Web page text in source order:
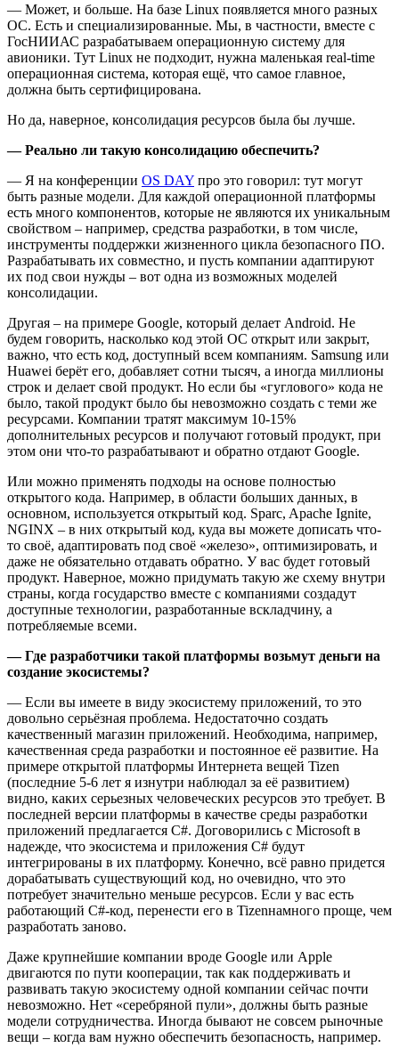
— Может, и больше. На базе Linux появляется много разных
ОС. Есть и специализированные. Мы, в частности, вместе с
ГосНИИАС разрабатываем операционную систему для
авионики. Тут Linux не подходит, нужна маленькая real-time
операционная система, которая ещё, что самое главное,
должна быть сертифицирована.
Но да, наверное, консолидация ресурсов была бы лучше.
— Реально ли такую консолидацию обеспечить?
— Я на конференции OS DAY про это говорил: тут могут
быть разные модели. Для каждой операционной платформы
есть много компонентов, которые не являются их уникальным
свойством – например, средства разработки, в том числе,
инструменты поддержки жизненного цикла безопасного ПО.
Разрабатывать их совместно, и пусть компании адаптируют
их под свои нужды – вот одна из возможных моделей
консолидации.
Другая – на примере Google, который делает Android. Не
будем говорить, насколько код этой ОС открыт или закрыт,
важно, что есть код, доступный всем компаниям. Samsung или
Huawei берёт его, добавляет сотни тысяч, а иногда миллионы
строк и делает свой продукт. Но если бы «гуглового» кода не
было, такой продукт было бы невозможно создать с теми же
ресурсами. Компании тратят максимум 10-15%
дополнительных ресурсов и получают готовый продукт, при
этом они что-то разрабатывают и обратно отдают Google.
Или можно применять подходы на основе полностью
открытого кода. Например, в области больших данных, в
основном, используется открытый код. Sparc, Apache Ignite,
NGINX – в них открытый код, куда вы можете дописать что-
то своё, адаптировать под своё «железо», оптимизировать, и
даже не обязательно отдавать обратно. У вас будет готовый
продукт. Наверное, можно придумать такую же схему внутри
страны, когда государство вместе с компаниями создадут
доступные технологии, разработанные вскладчину, а
потребляемые всеми.
— Где разработчики такой платформы возьмут деньги на
создание экосистемы?
— Если вы имеете в виду экосистему приложений, то это
довольно серьёзная проблема. Недостаточно создать
качественный магазин приложений. Необходима, например,
качественная среда разработки и постоянное её развитие. На
примере открытой платформы Интернета вещей Tizen
(последние 5-6 лет я изнутри наблюдал за её развитием)
видно, каких серьезных человеческих ресурсов это требует. В
последней версии платформы в качестве среды разработки
приложений предлагается C#. Договорились с Microsoft в
надежде, что экосистема и приложения C# будут
интегрированы в их платформу. Конечно, всё равно придется
дорабатывать существующий код, но очевидно, что это
потребует значительно меньше ресурсов. Если у вас есть
работающий C#-код, перенести его в Tizenнамного проще, чем
разработать заново.
Даже крупнейшие компании вроде Google или Apple
двигаются по пути кооперации, так как поддерживать и
развивать такую экосистему одной компании сейчас почти
невозможно. Нет «серебряной пули», должны быть разные
модели сотрудничества. Иногда бывают не совсем рыночные
вещи – когда вам нужно обеспечить безопасность, например.